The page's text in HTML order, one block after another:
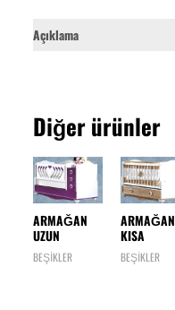
Açıklama
Diğer ürünler
ARMAĞAN
UZUN
BEŞİKLER
ARMAĞAN
KISA
BEŞİKLER